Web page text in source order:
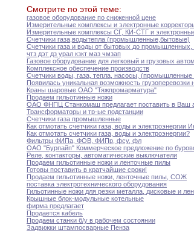
Смотрите по этой теме:
газовое оборудование по сниженной цене
Измерительные комплексы и электронные
Измерительные комплексы СГ, КИ-СТГ и
Счетчики газа водытепла (промышленные бытовые)
Счетчики газа и воды от бытовых до промышленных,
чтз дэт дз урал кзкт маз чмзап
Газовое оборудование для легковый и грузовых
Комплексное обеспечение производств
Счетчики воды газа тепла насосы (промышленные
Появилась уникальная возможность грузоперевозки
Краны шаровые ОАО "Тяжпромарматура"
Продаем гильотинные ножи
ОАО ФНПЦ Станкомаш предлагает поставить в Ваш
Трансформаторы и тр-ые подстанции
Счетчики газа промышленные
Как отмотать счетчики газа воды и электроэнергии
Как отмотать счетчики газа воды и электроэнергии?
Фильтры ФИПа ФОВ ФИПр фсу, фл
ОАО "Бурпайп" Коммерческое предложение по
Реле контакторы автоматические выключатели
Продаем гильотинные ножи и ленточные пилы
Готовы поставить в кратчайшие сроки!
Продаем гильотинные ножи ленточные пилы СОЖ
поставка электротехнического оборудования
Гильотинные ножи для резки металла дисковые и
Крышные блок-модульные котельные
фирма предлагает
Продается кабель
Продаем станки б/у в рабочем состоянии
Задвижки штампосварные Пенза